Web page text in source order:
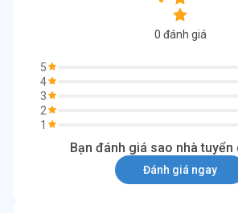
5
4
3
2
1
0 đánh giá
Bạn đánh giá sao nhà tuyển
Đánh giá ngay